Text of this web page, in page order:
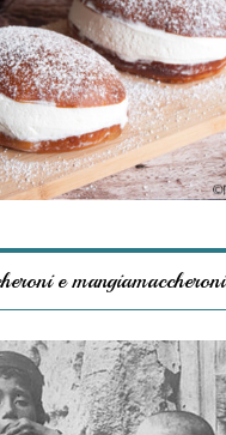
e mangiamaccheroni